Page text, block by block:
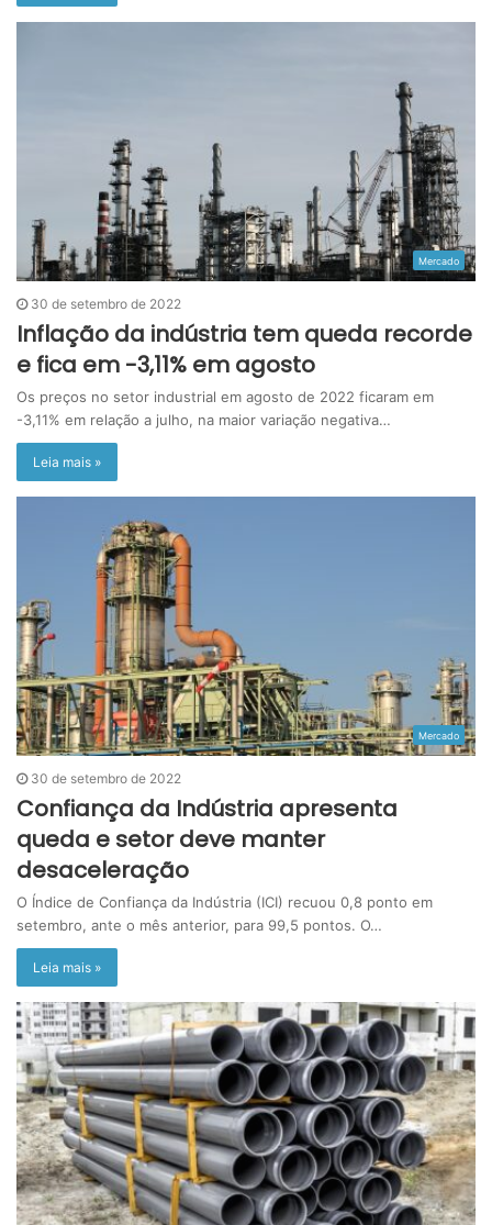
Mercado
30 de setembro de 2022
Inflação da indústria tem queda recorde
e fica em -3,11% em agosto
Os preços no setor industrial em agosto de 2022 ficaram em
-3,11% em relação a julho, na maior variação negativa…
Leia mais »
Mercado
30 de setembro de 2022
Confiança da Indústria apresenta
queda e setor deve manter
desaceleração
O Índice de Confiança da Indústria (ICI) recuou 0,8 ponto em
setembro, ante o mês anterior, para 99,5 pontos. O…
Leia mais »